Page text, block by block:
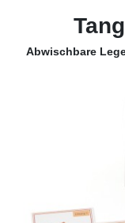
Abwischbare